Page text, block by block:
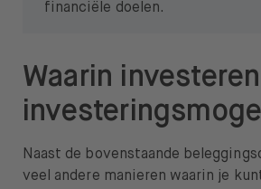
financiële doelen.
Waarin
Naast de bovenstaande
veel andere manieren waarin je